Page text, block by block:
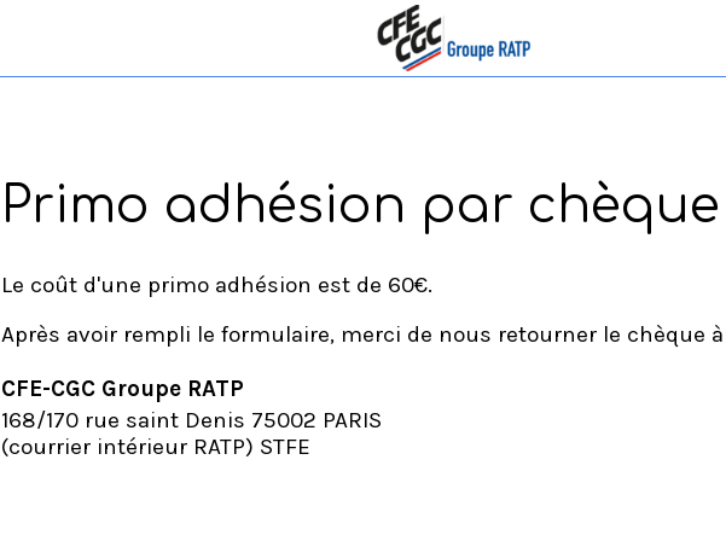
Primo adhésion par chèque
Le coût d'une primo adhésion est de 60€.
Après avoir rempli le formulaire, merci de nous retourner le chèque à
CFE-CGC Groupe RATP
168/170 rue saint Denis 75002 PARIS
(courrier intérieur RATP) STFE